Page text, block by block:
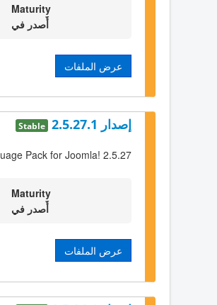
Maturity
أٌصدر في
عرض الملفات
إصدار 2.5.27.1 Stable
Pack for Joomla! 2.5.27
Maturity
أٌصدر في
عرض الملفات